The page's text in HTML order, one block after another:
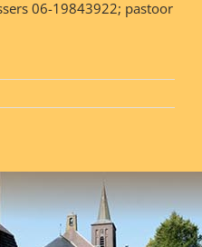
06-19843922; pastoor